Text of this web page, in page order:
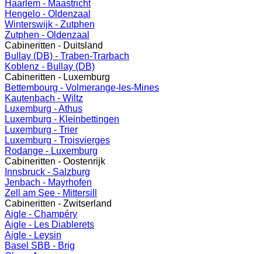
Haarlem - Maastricht
Hengelo - Oldenzaal
Winterswijk - Zutphen
Zutphen - Oldenzaal
Cabineritten - Duitsland
Bullay (DB) - Traben-Trarbach
Koblenz - Bullay (DB)
Cabineritten - Luxemburg
Bettembourg - Volmerange-les-Mines
Kautenbach - Wiltz
Luxemburg - Athus
Luxemburg - Kleinbettingen
Luxemburg - Trier
Luxemburg - Troisvierges
Rodange - Luxemburg
Cabineritten - Oostenrijk
Innsbruck - Salzburg
Jenbach - Mayrhofen
Zell am See - Mittersill
Cabineritten - Zwitserland
Aigle - Champéry
Aigle - Les Diablerets
Aigle - Leysin
Basel SBB - Brig